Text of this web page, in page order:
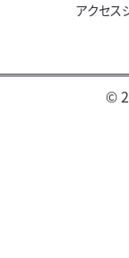
アクセ
©